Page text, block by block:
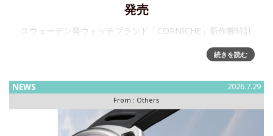
発売
スウェーデン発ウォッチブランド「CORNICHE」新作腕時計
文字盤を採用した新作が登場株式会社ビヨンクールが運営す
続きを読む
NEWS 2026.7.29
From : Others